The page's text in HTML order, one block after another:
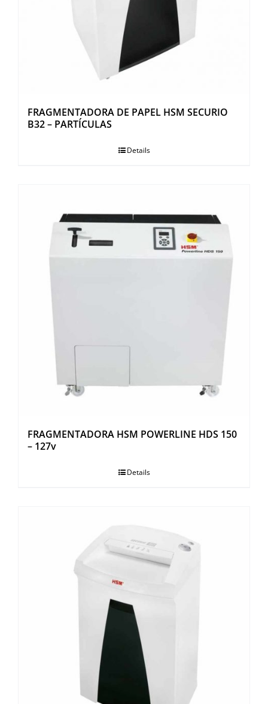
FRAGMENTADORA DE PAPEL HSM SECURIO
B32 – PARTÍCULAS
Details
FRAGMENTADORA HSM POWERLINE HDS 150
– 127v
Details